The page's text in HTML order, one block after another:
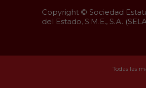
Copyright © Sociedad
del Estado, S.M.E., S.A.
Todas las